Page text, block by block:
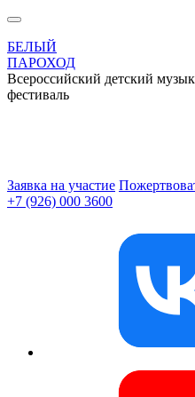
БЕЛЫЙ
ПАРОХОД
Всероссийский детский
фестиваль
Заявка на участие
+7 (926) 000 3600